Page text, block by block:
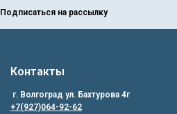
Подписаться на рассылку
Контакты
г. Волгоград ул. Бахтурова 4г
+7(927)064-92-62